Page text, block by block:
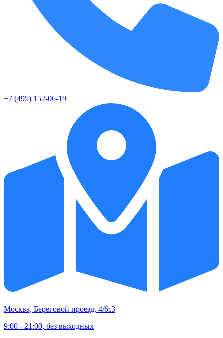
+7 (495) 152-06-19
Москва, Береговой проезд, 4/6с3
9:00 - 21:00, без выходных